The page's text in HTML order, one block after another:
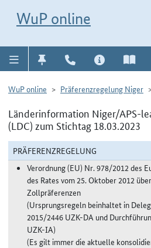
WuP online
WuP online Präferenzregelung Niger
Länderinformation Niger/APS-
(LDC) zum Stichtag 18.03.2023
PRÄFERENZREGELUNG
Verordnung (EU) Nr. 978/2012 des
des Rates vom 25. Oktober 2012
Zollpräferenzen
(Ursprungsregeln beinhaltet in
2015/2446 UZK-DA und
UZK-IA)
(Es gilt immer die aktuelle